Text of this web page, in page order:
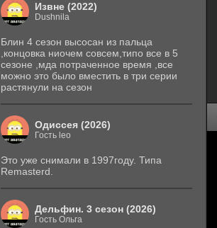
Извне (2022)
Dushnila
Блин 4 сезон высосан из пальца
,концовка ниочем совсем,типо все в 5
сезоне ,мда потраченное время ,все
можно это было вместить в три серии
растянули на сезон
Одиссея (2026)
Гость leo
Это уже снимали в 1997году. Типа
Remasterd.
Дельфин. 3 сезон (2026)
Гость Ольга